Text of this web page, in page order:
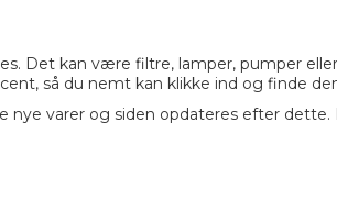
Det kan være filtre, lamper, pumper
så du nemt kan klikke ind og finde
varer og siden opdateres efter dette.